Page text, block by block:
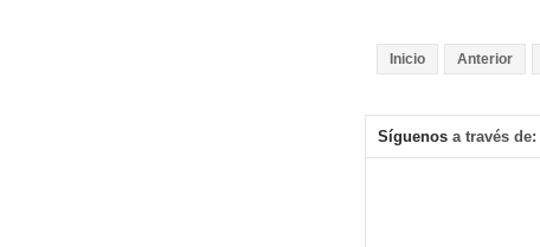
Inicio
Anterior
Síguenos a través de: